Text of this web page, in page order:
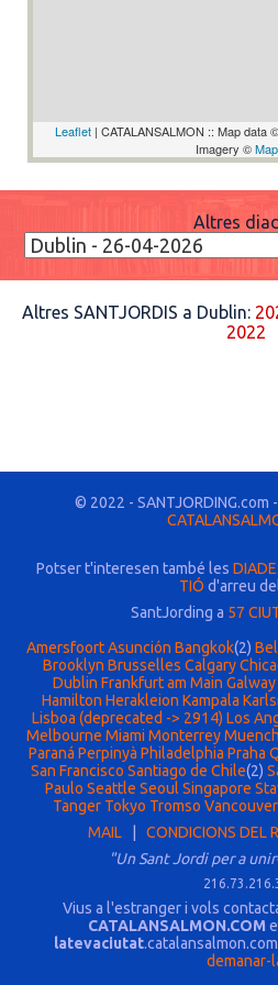
Leaflet | CATALANSALMON :: Map data ©
Imagery ©
Altres
Altres SANTJORDIS a Dublin:
2022
© 2022 - SANTJORDING.com
Potser t'interesen també les
TIÓ d'arreu
SantJording a 57
AmersfoortAsunción Bangkok(2)
Brooklyn Brusselles Calgary
Dublin Frankfurt am Main Galway
Hamilton Herakleion Kampala
Lisboa (deprecated -> 2914) Los
Melbourne Miami Monterrey
Paraná Perpinyà Philadelphia Praha
San Francisco Santiago de Chile(2)
Paulo Seattle Seoul Singapore
Tanger Tokyo Tromso Vancouver
MAIL
CONDICIONS DEL
"Un Sant Jordi per a
Vius a l'estranger i vols
CATALANSALMON.COM
latevaciutat
demanar-